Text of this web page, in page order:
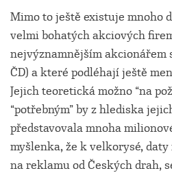
Mimo to ještě existuje mnoho
velmi bohatých akciových
nejvýznamnějším akcionářem
ČD) a které podléhají ještě
Jejich teoretická možno “na
“potřebným” by z hlediska
představovala mnoha
myšlenka, že k velkorysé,
na reklamu od Českých drah,